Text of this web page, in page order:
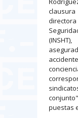
puestas